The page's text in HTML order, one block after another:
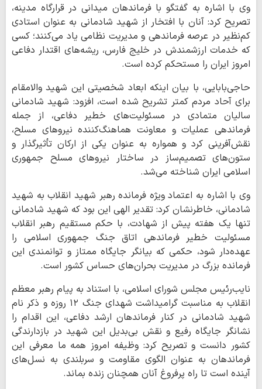
وی با اشاره به گفتگو با فرماندهان میدانی در قرارگاه مدینه،
تصریح کرد: آنان با افتخار از شهید شادمانی به عنوان استادی
کم‌نظیر در عرصه فرماندهی و مدیریت نظامی یاد می‌کنند؛ کسی
که خدمات ارزشمندش در خلیج فارس، ریشه‌های اقتدار دفاعی
امروز ایران را مستحکم کرده است.
حاجی‌بابایی، با بیان اینکه ابعاد شخصیتی این شهید والامقام
برای آحاد مردم کمتر تشریح شده است، افزود: شهید شادمانی
سالیان متمادی در مسئولیت‌های خطیر دفاعی، از جمله
فرماندهی عملیات و معاونت هماهنگ‌کننده نیروهای مسلح،
نقش‌آفرینی کرد و همواره به عنوان یکی از ارکان تأثیرگذار و
ستون‌های تصمیم‌ساز در ساختار نیروهای مسلح جمهوری
اسلامی ایران شناخته می‌شد.
وی با اشاره به اعتماد ویژه فرمانده رهبر شهید انقلاب به شهید
شادمانی، خاطرنشان کرد: تقدیر الهی این بود که شهید شادمانی
تنها یک هفته پیش از شهادت، با حکم مستقیم رهبر انقلاب
مسئولیت خطیر فرماندهی اتاق جنگ جمهوری اسلامی را
عهده‌دار شود، حکمی که بیانگر جایگاه ممتاز و توانمندی این
فرمانده بزرگ در مدیریت بحران‌های حساس کشور است.
نایب‌رئیس مجلس شورای اسلامی، با استناد به پیام رهبر معظم
انقلاب به مناسبت گرامیداشت شهدای جنگ ۱۲ روزه و ذکر نام
شهید شادمانی در کنار فرماندهان ارشد دفاعی، این اقدام را
نشانگر جایگاه رفیع و نقش بی‌بدیل این شهید در بازدارندگی
کشور دانست و تصریح کرد: وظیفه امروز همه ما معرفی این
فرماندهان به عنوان الگوی مقاومت و سربلندی به نسل‌های
آینده است تا راه پرفروغ آنان همچنان زنده بماند.